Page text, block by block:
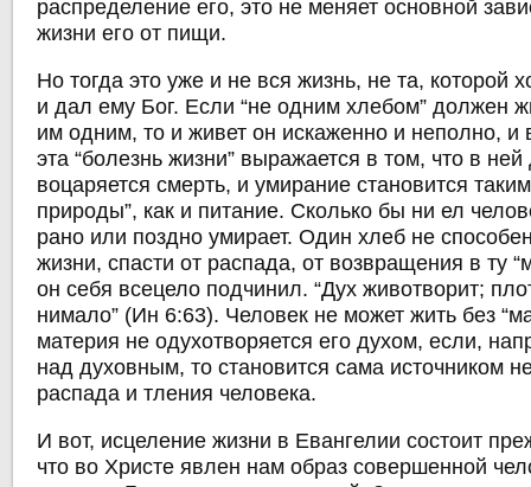
распределение его, это не меняет основной
жизни его от пищи.
Но тогда это уже и не вся жизнь, не та, которой
и дал ему Бог. Если “не одним хлебом” должен
им одним, то и живет он искаженно и неполно, и
эта “болезнь жизни” выражается в том, что в ней
воцаряется смерть, и умирание становится
природы”, как и питание. Сколько бы ни ел
рано или поздно умирает. Один хлеб не
жизни, спасти от распада, от возвращения в ту
он себя всецело подчинил. “Дух животворит;
нимало” (Ин 6:63). Человек не может жить без
материя не одухотворяется его духом, если,
над духовным, то становится сама источником
распада и тления человека.
И вот, исцеление жизни в Евангелии состоит
что во Христе явлен нам образ совершенной